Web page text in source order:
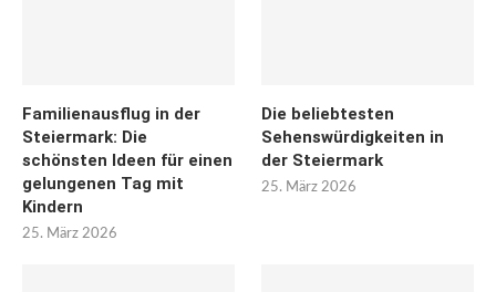
Familienausflug in der
Steiermark: Die
schönsten Ideen für einen
gelungenen Tag mit
Kindern
25. März 2026
Die beliebtesten
Sehenswürdigkeiten in
der Steiermark
25. März 2026